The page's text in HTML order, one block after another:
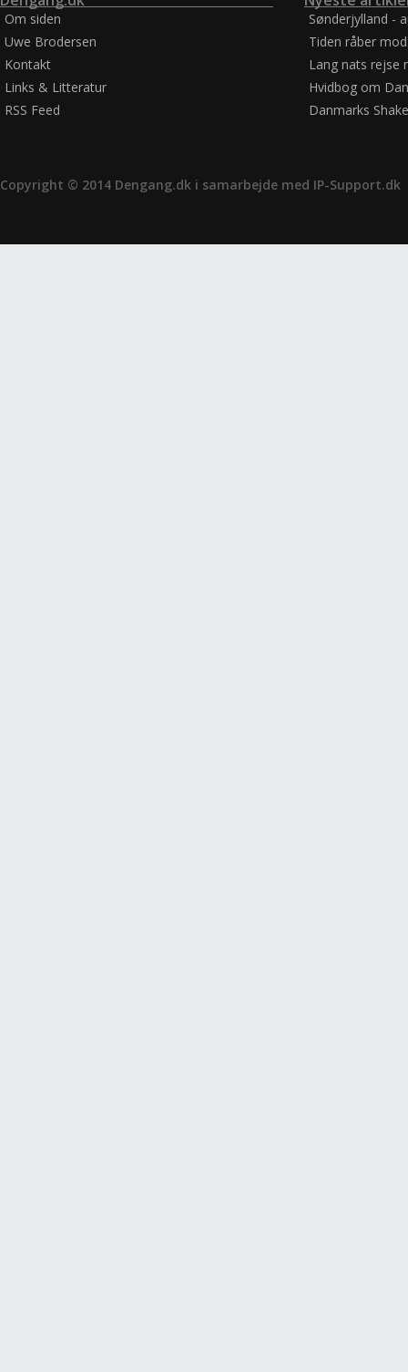
Om siden
Uwe Brodersen
Kontakt
Links & Litteratur
RSS Feed
Sønderjylland -
Tiden råber
Lang nats rejse
Hvidbog om
Danmarks
Copyright © 2014 Dengang.dk i samarbejde med IP-Support.dk